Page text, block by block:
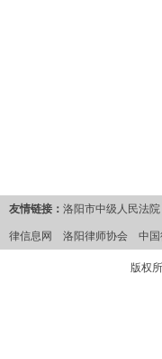
友情链接： 洛阳市中级人民法院
律信息网 洛阳律师协会 中国
版权